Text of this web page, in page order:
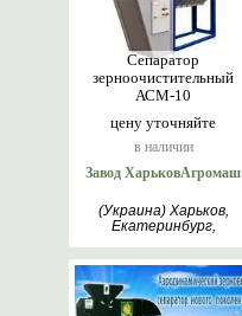
цену уточняйте
в наличии
Сепаратор
зерноочистительный
АСМ-10
Завод ХарьковАгромаш
(Украина) Харьков,
Екатеринбург,